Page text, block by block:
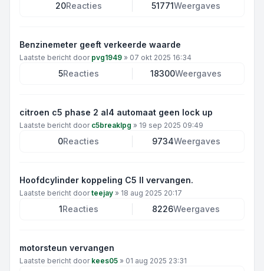
20Reacties 51771Weergaves
Benzinemeter geeft verkeerde waarde
Laatste bericht door pvg1949 » 07 okt 2025 16:34
5Reacties 18300Weergaves
citroen c5 phase 2 al4 automaat geen lock up
Laatste bericht door c5breaklpg » 19 sep 2025 09:49
0Reacties 9734Weergaves
Hoofdcylinder koppeling C5 II vervangen.
Laatste bericht doorteejay » 18 aug 2025 20:17
1Reacties 8226Weergaves
motorsteun vervangen
Laatste bericht door kees05 » 01 aug 2025 23:31